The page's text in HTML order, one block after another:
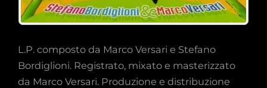
L.P. composto da Marco Versari e Stefano
Bordiglioni. Registrato, mixato e masterizzato
da Marco Versari. Produzione e distribuzione